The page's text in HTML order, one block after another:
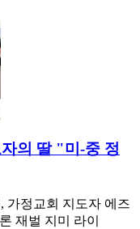
의 딸 "미-중 정
가정교회 지도자 에즈
재벌 지미 라이